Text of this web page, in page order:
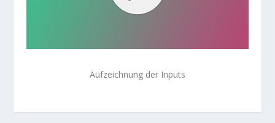
Aufzeichnung der Inputs